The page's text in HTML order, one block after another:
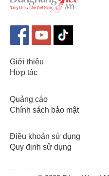
Giới thiệu
Hợp tác
Quảng cáo
Chính sách bảo mật
Điều khoản sử dụng
Quy định sử dụng